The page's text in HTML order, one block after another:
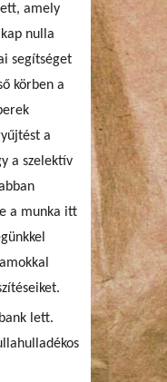
amely
nulla
segítséget
körben a
a
a szelektív
a munka itt
lett.